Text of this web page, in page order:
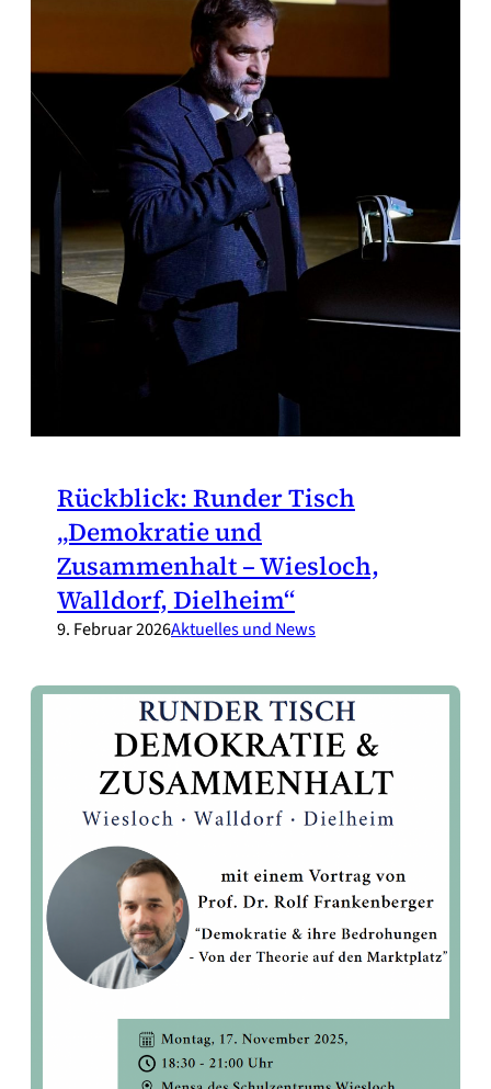
Rückblick: Runder Tisch
„Demokratie und
Zusammenhalt – Wiesloch,
Walldorf, Dielheim“
9. Februar 2026Aktuelles und News